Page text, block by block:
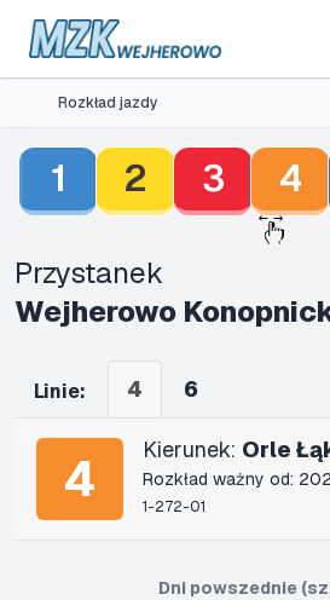
Rozkład jazdy
1 2 3 4
Przystanek
Wejherowo
Linie: 4 6
4 Kierunek: Orle
Rozkład ważny od:
1-272-01
Dni powszednie